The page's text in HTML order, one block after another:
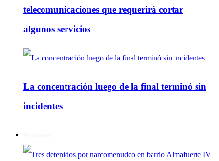
telecomunicaciones que requerirá cortar
algunos servicios
La concentración luego de la final terminó sin
incidentes